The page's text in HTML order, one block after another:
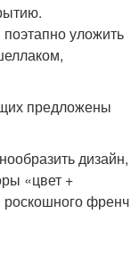
уложить
предложены
дизайн,
«цвет +
роскошного френч